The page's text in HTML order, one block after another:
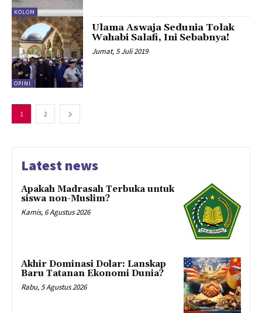
KOLOM
OPINI
Ulama Aswaja Sedunia Tolak
Wahabi Salafi, Ini Sebabnya!
Jumat, 5 Juli 2019
1 2
Latest news
Apakah Madrasah Terbuka untuk
siswa non-Muslim?
Kamis, 6 Agustus 2026
Akhir Dominasi Dolar: Lanskap
Baru Tatanan Ekonomi Dunia?
Rabu, 5 Agustus 2026